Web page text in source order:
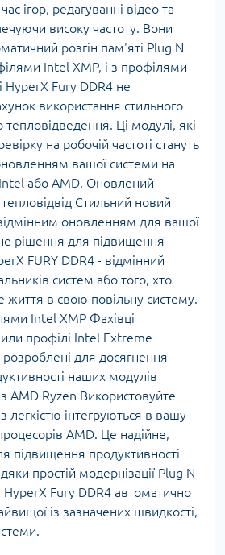
ігор, редагуванні відео та
високу частоту. Вони
розгін пам'яті Plug N
Intel XMP, і з профілями
HyperX Fury DDR4 не
використання стильного
Ці модулі, які
на робочій частоті стануть
вашої системи на
Intel або AMD. Оновлений
Стильний новий
оновленням для вашої
рішення для підвищення
FURY DDR4 - відмінний
систем або того, хто
життя в свою повільну систему.
Intel XMP Фахівці
профілі Intel Extreme
для досягнення
наших модулів
з AMD Ryzen Використовуйте
легкістю інтегруються в вашу
AMD. Це надійне,
підвищення продуктивності
простій модернізації Plug N
HyperX Fury DDR4 автоматично
із зазначених швидкості,